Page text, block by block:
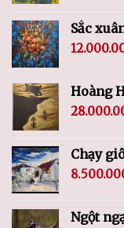
Sắc
Hoàng
Chạy
Ngột